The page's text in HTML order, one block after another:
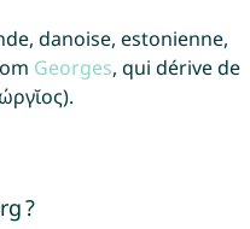
danoise, estonienne,
Georges, qui dérive de
?